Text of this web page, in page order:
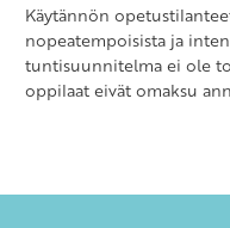
Käytännön
nopeatempoisista ja
tuntisuunnitelma ei ole
oppilaat eivät omaksu